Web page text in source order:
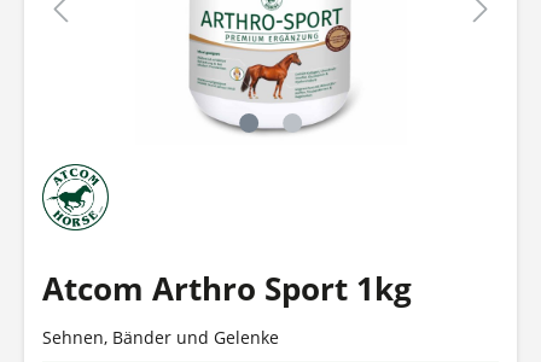
Atcom Arthro Sport 1kg
Sehnen, Bänder und Gelenke